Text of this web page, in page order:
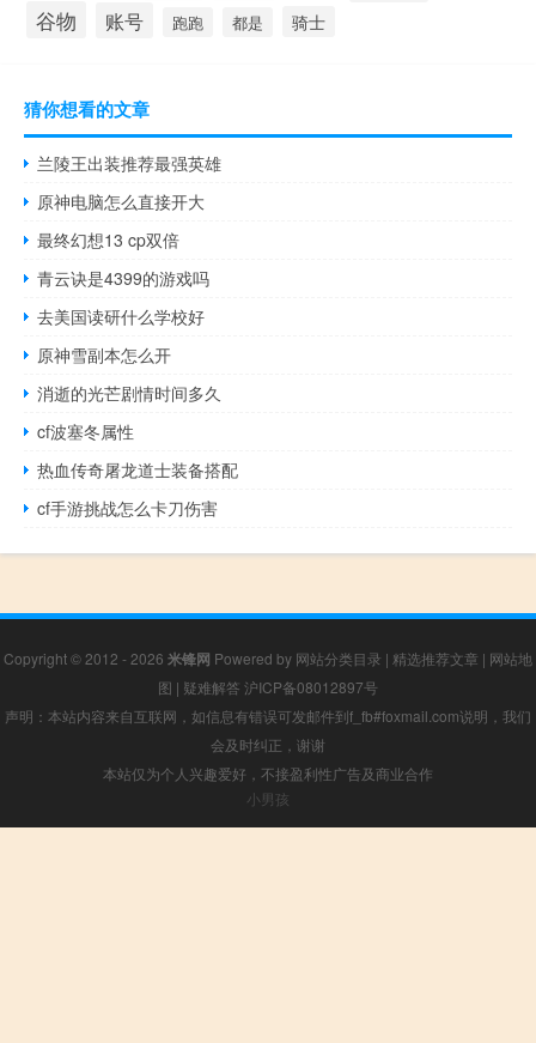
谷物 账号 跑跑 都是 骑士
猜你想看的文章
兰陵王出装推荐最强英雄
原神电脑怎么直接开大
最终幻想13 cp双倍
青云诀是4399的游戏吗
去美国读研什么学校好
原神雪副本怎么开
消逝的光芒剧情时间多久
cf波塞冬属性
热血传奇屠龙道士装备搭配
cf手游挑战怎么卡刀伤害
Copyright © 2012 - 2026 米锋网 Powered by 网站分类目录 | 精选推荐文章 | 网站地
图 | 疑难解答 沪ICP备08012897号
声明：本站内容来自互联网，如信息有错误可发邮件到f_fb#foxmail.com说明，我们
会及时纠正，谢谢
本站仅为个人兴趣爱好，不接盈利性广告及商业合作
小男孩